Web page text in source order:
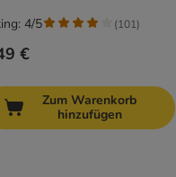
€
4/5 (101)
Zum Warenkorb
hinzufügen